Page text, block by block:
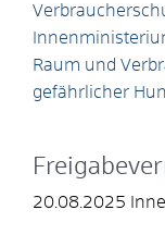
Raum und
gefährlicher
20.08.2025